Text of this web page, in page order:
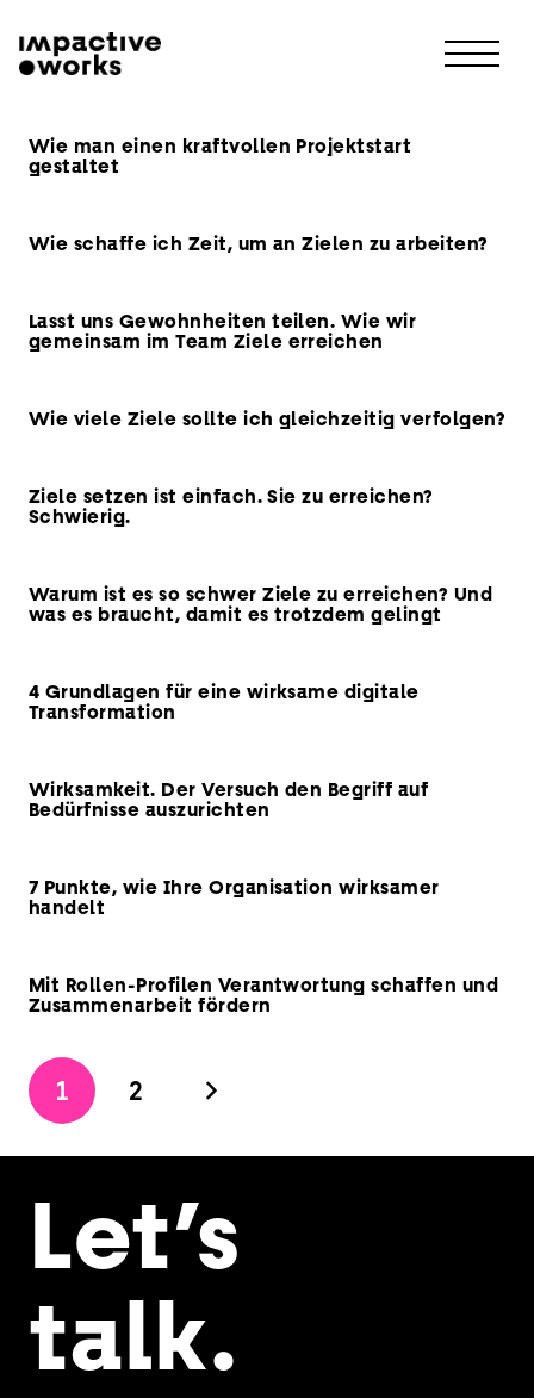
Wie man einen kraftvollen Projektstart
gestaltet
Wie schaffe ich Zeit, um an Zielen zu arbeiten?
Lasst uns Gewohnheiten teilen. Wie wir
gemeinsam im Team Ziele erreichen
Wie viele Ziele sollte ich gleichzeitig verfolgen?
Ziele setzen ist einfach. Sie zu erreichen?
Schwierig.
Warum ist es so schwer Ziele zu erreichen? Und
was es braucht, damit es trotzdem gelingt
4 Grundlagen für eine wirksame digitale
Transformation
Wirksamkeit. Der Versuch den Begriff auf
Bedürfnisse auszurichten
7 Punkte, wie Ihre Organisation wirksamer
handelt
Mit Rollen-Profilen Verantwortung schaffen und
Zusammenarbeit fördern
1 2
Let’s
talk.